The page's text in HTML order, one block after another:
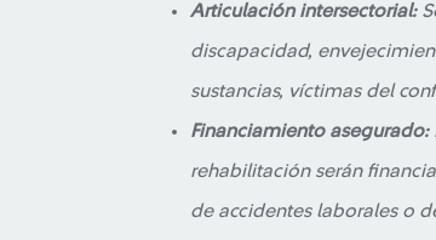
Articulación intersectorial:
discapacidad,
sustancias, víctimas del
Financiamiento asegurado:
rehabilitación serán
de accidentes laborales o